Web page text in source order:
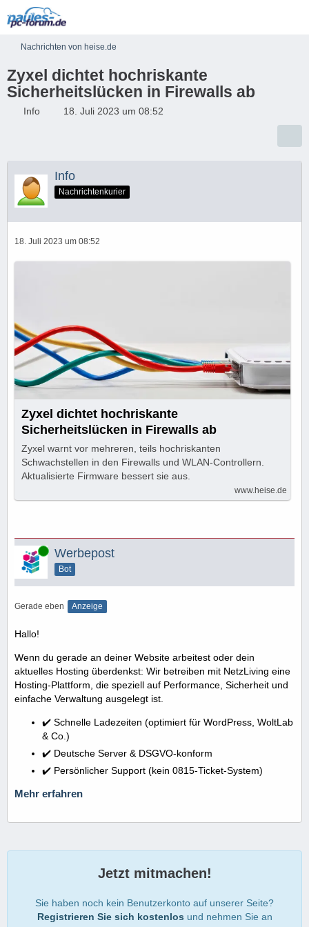
Nachrichten von heise.de
Zyxel dichtet hochriskante
Sicherheitslücken in Firewalls ab
Info 18. Juli 2023 um 08:52
Info
Nachrichtenkurier
18. Juli 2023 um 08:52
Zyxel dichtet hochriskante
Sicherheitslücken in Firewalls ab
Zyxel warnt vor mehreren, teils hochriskanten
Schwachstellen in den Firewalls und WLAN-Controllern.
Aktualisierte Firmware bessert sie aus.
www.heise.de
Online Werbepost
Bot
Gerade eben Anzeige
Hallo!
Wenn du gerade an deiner Website arbeitest oder dein
aktuelles Hosting überdenkst: Wir betreiben mit NetzLiving eine
Hosting-Plattform, die speziell auf Performance, Sicherheit und
einfache Verwaltung ausgelegt ist.
✔️ Schnelle Ladezeiten (optimiert für WordPress, WoltLab
& Co.)
✔️ Deutsche Server & DSGVO-konform
✔️ Persönlicher Support (kein 0815-Ticket-System)
Mehr erfahren
Jetzt mitmachen!
Sie haben noch kein Benutzerkonto auf unserer Seite?
Registrieren Sie sich kostenlos und nehmen Sie an